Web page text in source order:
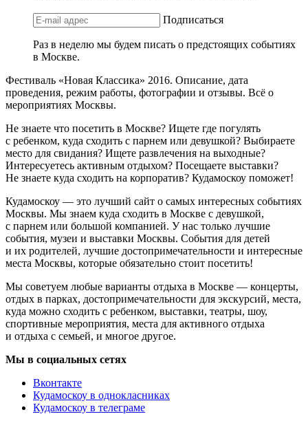
Подписаться
Раз в неделю мы будем писать о предстоящих событиях
в Москве.
Фестиваль «Новая Классика» 2016. Описание, дата
проведения, режим работы, фотографии и отзывы. Всё о
мероприятиях Москвы.
Не знаете что посетить в Москве? Ищете где погулять
с ребенком, куда сходить с парнем или девушкой? Выбираете
место для свидания? Ищете развлечения на выходные?
Интересуетесь активным отдыхом? Посещаете выставки?
Не знаете куда сходить на корпоратив? Кудамоскоу поможет!
Кудамоскоу — это лучший сайт о самых интересных событиях
Москвы. Мы знаем куда сходить в Москве с девушкой,
с парнем или большой компанией. У нас только лучшие
события, музеи и выставки Москвы. События для детей
и их родителей, лучшие достопримечательности и интересные
места Москвы, которые обязательно стоит посетить!
Мы советуем любые варианты отдыха в Москве — концерты,
отдых в парках, достопримечательности для экскурсий, места,
куда можно сходить с ребенком, выставки, театры, шоу,
спортивные мероприятия, места для активного отдыха
и отдыха с семьей, и многое другое.
Мы в социальных сетях
Вконтакте
Кудамоскоу в однокласниках
Кудамоскоу в телеграме